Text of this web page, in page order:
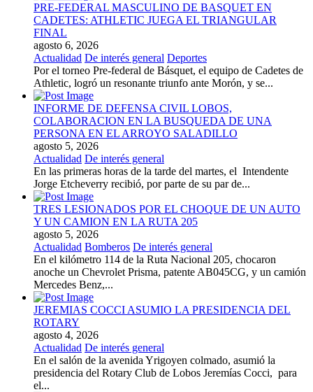
PRE-FEDERAL MASCULINO DE BASQUET EN
CADETES: ATHLETIC JUEGA EL TRIANGULAR
FINAL
agosto 6, 2026
Actualidad De interés general Deportes
Por el torneo Pre-federal de Básquet, el equipo de Cadetes de
Athletic, logró un resonante triunfo ante Morón, y se...
INFORME DE DEFENSA CIVIL LOBOS,
COLABORACION EN LA BUSQUEDA DE UNA
PERSONA EN EL ARROYO SALADILLO
agosto 5, 2026
Actualidad De interés general
En las primeras horas de la tarde del martes, el Intendente
Jorge Etcheverry recibió, por parte de su par de...
TRES LESIONADOS POR EL CHOQUE DE UN AUTO
Y UN CAMION EN LA RUTA 205
agosto 5, 2026
Actualidad Bomberos De interés general
En el kilómetro 114 de la Ruta Nacional 205, chocaron
anoche un Chevrolet Prisma, patente AB045CG, y un camión
Mercedes Benz,...
JEREMIAS COCCI ASUMIO LA PRESIDENCIA DEL
ROTARY
agosto 4, 2026
Actualidad De interés general
En el salón de la avenida Yrigoyen colmado, asumió la
presidencia del Rotary Club de Lobos Jeremías Cocci, para
el...